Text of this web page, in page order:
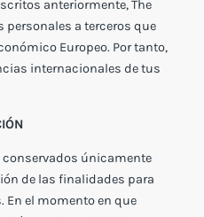
anteriormente, The
personales a terceros que
Europeo. Por tanto,
internacionales de tus
conservados únicamente
de las finalidades para
En el momento en que